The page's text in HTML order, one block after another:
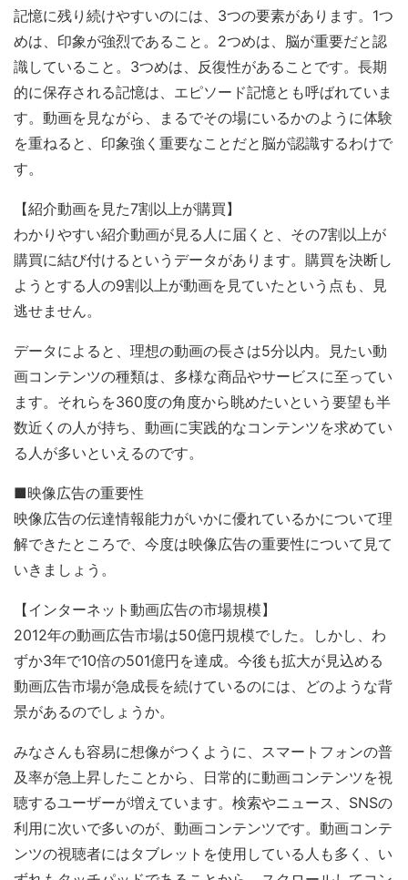
記憶に残り続けやすいのには、3つの要素があります。1つ
めは、印象が強烈であること。2つめは、脳が重要だと認
識していること。3つめは、反復性があることです。長期
的に保存される記憶は、エピソード記憶とも呼ばれていま
す。動画を見ながら、まるでその場にいるかのように体験
を重ねると、印象強く重要なことだと脳が認識するわけで
す。
【紹介動画を見た7割以上が購買】
わかりやすい紹介動画が見る人に届くと、その7割以上が
購買に結び付けるというデータがあります。購買を決断し
ようとする人の9割以上が動画を見ていたという点も、見
逃せません。
データによると、理想の動画の長さは5分以内。見たい動
画コンテンツの種類は、多様な商品やサービスに至ってい
ます。それらを360度の角度から眺めたいという要望も半
数近くの人が持ち、動画に実践的なコンテンツを求めてい
る人が多いといえるのです。
■映像広告の重要性
映像広告の伝達情報能力がいかに優れているかについて理
解できたところで、今度は映像広告の重要性について見て
いきましょう。
【インターネット動画広告の市場規模】
2012年の動画広告市場は50億円規模でした。しかし、わ
ずか3年で10倍の501億円を達成。今後も拡大が見込める
動画広告市場が急成長を続けているのには、どのような背
景があるのでしょうか。
みなさんも容易に想像がつくように、スマートフォンの普
及率が急上昇したことから、日常的に動画コンテンツを視
聴するユーザーが増えています。検索やニュース、SNSの
利用に次いで多いのが、動画コンテンツです。動画コンテ
ンツの視聴者にはタブレットを使用している人も多く、い